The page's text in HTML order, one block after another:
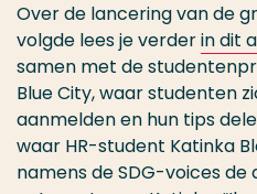
Over de lancering van de
volgde lees je verderin dit
samen met de
Blue City, waar studenten
aanmelden en hun tips
waar HR-student Katinka
namens de SDG-voices de